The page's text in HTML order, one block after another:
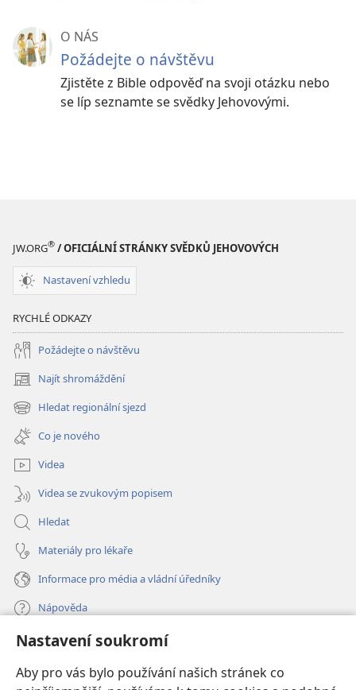
Nastavení soukromí
Aby pro vás bylo používání našich stránek co
O NÁS
Požádejte o návštěvu
Zjistěte z Bible odpověď na svoji otázku nebo
se líp seznamte se svědky Jehovovými.
JW.ORG® / OFICIÁLNÍ STRÁNKY SVĚDKŮ JEHOVOVÝCH
Nastavení vzhledu
RYCHLÉ ODKAZY
Požádejte o návštěvu
Najít shromáždění
(otevřeno
nové
okno)
Hledat regionální sjezd
(otevřeno
nové
okno)
Co je nového
Videa
Videa se zvukovým popisem
Hledat
Materiály pro lékaře
Informace pro média a vládní úředníky
Nápověda
Dary
nové
okno)